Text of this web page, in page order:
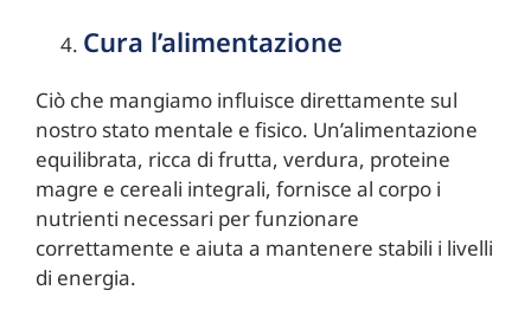
Cura l’alimentazione
Ciò che mangiamo influisce direttamente sul
nostro stato mentale e fisico. Un’alimentazione
equilibrata, ricca di frutta, verdura, proteine
magre e cereali integrali, fornisce al corpo i
nutrienti necessari per funzionare
correttamente e aiuta a mantenere stabili i livelli
di energia.